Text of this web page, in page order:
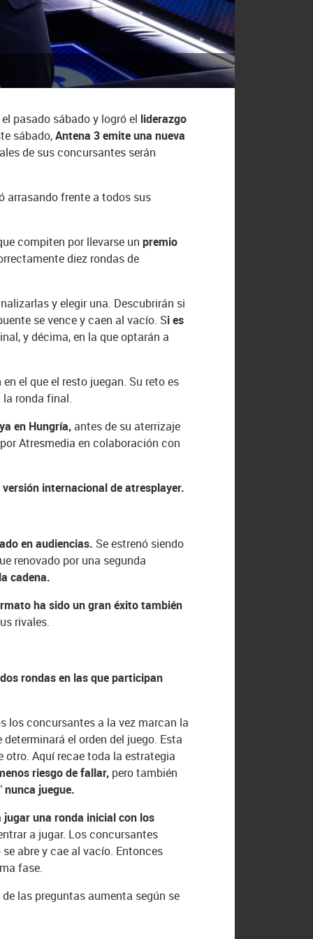
pasado sábado y logró el liderazgo
sábado,Antena 3 emite una nueva
de sus concursantes serán
arrasando frente a todos sus
compiten por llevarse unpremio
diez rondas de
y elegir una. Descubrirán si
se vence y caen al vacío. Si es
y décima, en la que optarán a
en el que el resto juegan. Su reto es
la ronda final.
en Hungría,antes de su aterrizaje
Atresmedia en colaboración con
internacional de atresplayer.
en audiencias. Se estrenó siendo
renovado por una segunda
cadena.
ha sido un gran éxito también
rivales.
dos rondas en las que participan
los concursantes a la vez marcan la
el orden del juego. Esta
otro. Aquí recae toda la estrategia
riesgo de fallar, pero también
nunca juegue.
una ronda inicial con los
a jugar. Los concursantes
abre y cae al vacío. Entonces
fase.
las preguntas aumenta según se